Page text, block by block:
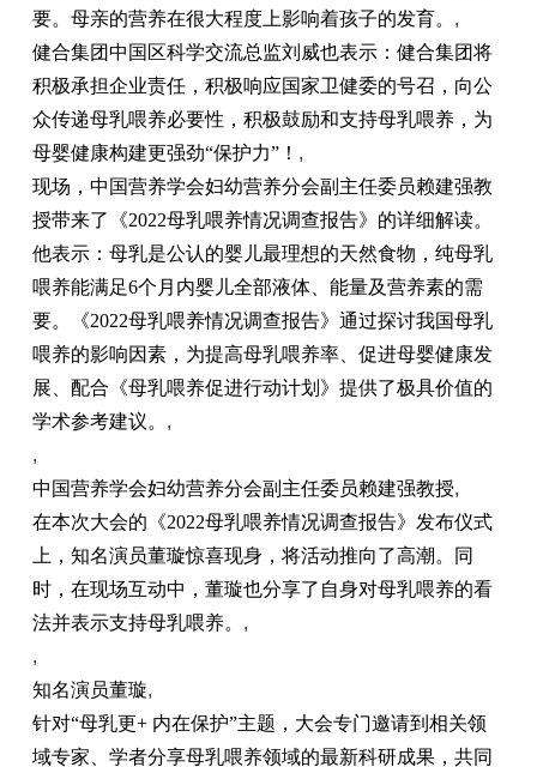
要。母亲的营养在很大程度上影响着孩子的发育。 ,
健合集团中国区科学交流总监刘威也表示：健合集团将
积极承担企业责任，积极响应国家卫健委的号召，向公
众传递母乳喂养必要性，积极鼓励和支持母乳喂养，为
母婴健康构建更强劲“保护力”！ ,
现场，中国营养学会妇幼营养分会副主任委员赖建强教
授带来了《2022母乳喂养情况调查报告》的详细解读。
他表示：母乳是公认的婴儿最理想的天然食物，纯母乳
喂养能满足6个月内婴儿全部液体、能量及营养素的需
要。《2022母乳喂养情况调查报告》通过探讨我国母乳
喂养的影响因素，为提高母乳喂养率、促进母婴健康发
展、配合《母乳喂养促进行动计划》提供了极具价值的
学术参考建议。 ,
,
中国营养学会妇幼营养分会副主任委员赖建强教授,
在本次大会的《2022母乳喂养情况调查报告》发布仪式
上，知名演员董璇惊喜现身，将活动推向了高潮。同
时，在现场互动中，董璇也分享了自身对母乳喂养的看
法并表示支持母乳喂养。 ,
,
知名演员董璇,
针对“母乳更+ 内在保护”主题，大会专门邀请到相关领
域专家、学者分享母乳喂养领域的最新科研成果，共同